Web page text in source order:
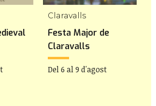
Claravalls
Festa Major de
Claravalls
Del 6 al 9 d'agost